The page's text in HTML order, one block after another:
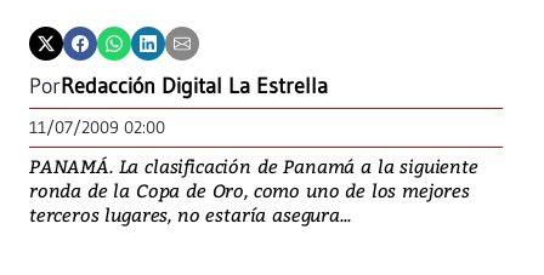
PorRedacción Digital La Estrella
11/07/2009 02:00
PANAMÁ. La clasificación de Panamá a la siguiente
ronda de la Copa de Oro, como uno de los mejores
terceros lugares, no estaría asegura...